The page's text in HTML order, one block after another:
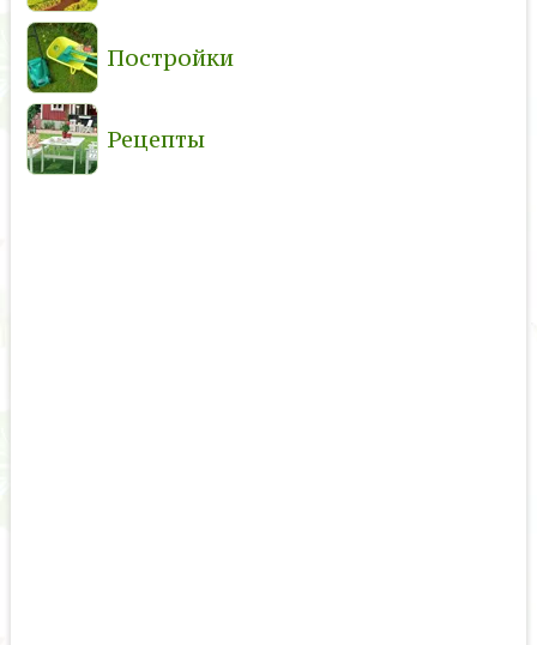
Постройки
Рецепты